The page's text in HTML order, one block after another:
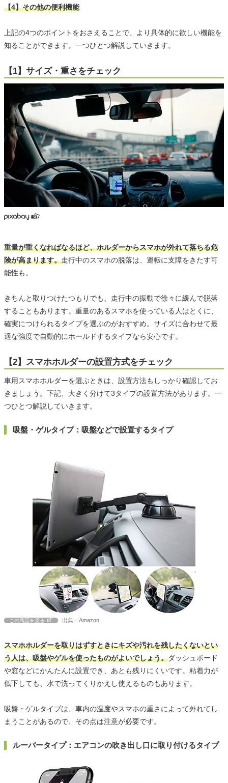
【4】その他の便利機能
上記の4つのポイントをおさえることで、より具体的に欲しい機能を
知ることができます。一つひとつ解説していきます。
【1】サイズ・重さをチェック
重量が重くなればなるほど、ホルダーからスマホが外れて落ちる危
険が高まります。走行中のスマホの脱落は、運転に支障をきたす可
能性も。
きちんと取りつけたつもりでも、走行中の振動で徐々に緩んで脱落
することもあります。重量のあるスマホを使っている人はとくに、
確実につけられるタイプを選ぶのがおすすめ。サイズに合わせて最
適な強度で自動的にホールドするタイプなら安心です。
【2】スマホホルダーの設置方式をチェック
車用スマホホルダーを選ぶときは、設置方法もしっかり確認してお
きましょう。下記、大きく分けて3タイプの設置方法があります。一
つひとつ解説していきます。
吸盤・ゲルタイプ：吸盤などで設置するタイプ
この商品を見る 出典：Amazon
スマホホルダーを取りはずすときにキズや汚れを残したくないとい
う人は、吸盤やゲルを使ったものがよいでしょう。ダッシュボード
や窓などにかんたんに設置でき、あとも残りにくいです。粘着力が
低下しても、水で洗ってくりかえし使えるものもあります。
吸盤・ゲルタイプは、車内の温度やスマホの重さによって外れてし
まうことがあるので、その点は注意が必要です。
ルーバータイプ：エアコンの吹き出し口に取り付けるタイプ